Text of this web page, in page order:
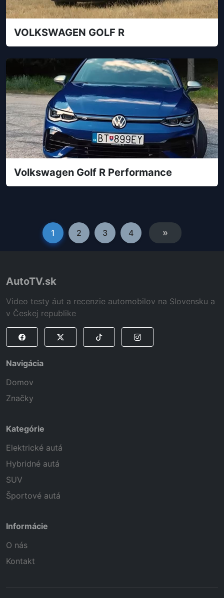
VOLKSWAGEN GOLF R
Volkswagen Golf R Performance
1 2 3 4 »
AutoTV.sk
Video testy áut a recenzie automobilov na Slovensku a
v Českej republike
Navigácia
Domov
Značky
Kategórie
Elektrické autá
Hybridné autá
SUV
Športové autá
Informácie
O nás
Kontakt